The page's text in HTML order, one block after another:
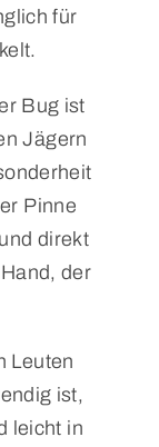
für
Bug ist
Jägern
Pinne
direkt
der
Leuten
ist,
leicht in